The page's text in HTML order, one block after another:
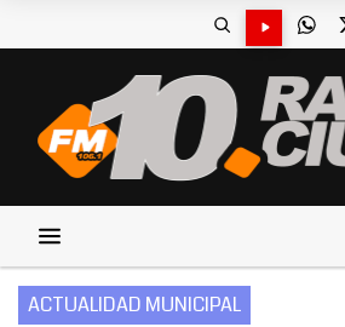
ACTUALIDAD MUNICIPAL